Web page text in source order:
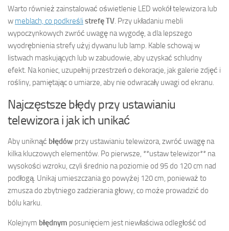
Warto również zainstalować oświetlenie LED wokół telewizora lub
w meblach, co podkreśli strefę TV. Przy układaniu mebli
wypoczynkowych zwróć uwagę na wygodę, a dla lepszego
wyodrębnienia strefy użyj dywanu lub lamp. Kable schowaj w
listwach maskujących lub w zabudowie, aby uzyskać schludny
efekt. Na koniec, uzupełnij przestrzeń o dekoracje, jak galerie zdjęć i
rośliny, pamiętając o umiarze, aby nie odwracały uwagi od ekranu.
Najczęstsze błędy przy ustawianiu
telewizora i jak ich unikać
Aby uniknąć błędów przy ustawianiu telewizora, zwróć uwagę na
kilka kluczowych elementów. Po pierwsze, **ustaw telewizor** na
wysokości wzroku, czyli średnio na poziomie od 95 do 120 cm nad
podłogą. Unikaj umieszczania go powyżej 120 cm, ponieważ to
zmusza do zbytniego zadzierania głowy, co może prowadzić do
bólu karku.
Kolejnym błędnym posunięciem jest niewłaściwa odległość od